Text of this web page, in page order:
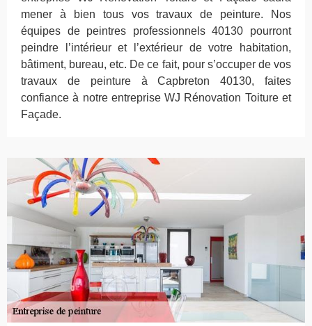
mener à bien tous vos travaux de peinture. Nos
équipes de peintres professionnels 40130 pourront
peindre l’intérieur et l’extérieur de votre habitation,
bâtiment, bureau, etc. De ce fait, pour s’occuper de vos
travaux de peinture à Capbreton 40130, faites
confiance à notre entreprise WJ Rénovation Toiture et
Façade.